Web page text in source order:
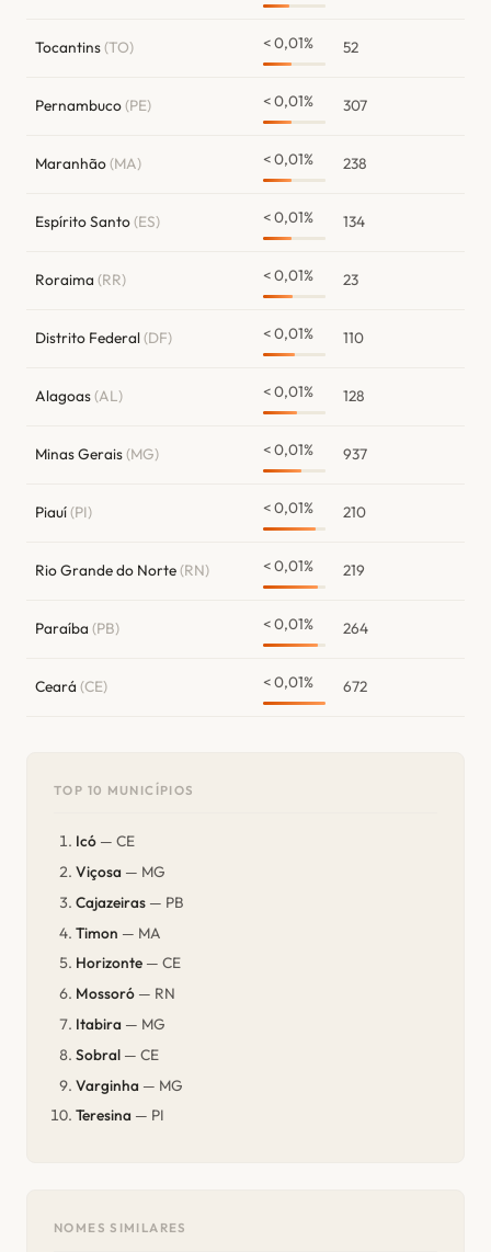
Tocantins(TO) < 0,01% 52
Pernambuco(PE) < 0,01% 307
Maranhão(MA) < 0,01% 238
Espírito Santo(ES) < 0,01% 134
Roraima (RR) < 0,01% 23
Distrito Federal(DF) < 0,01% 110
Alagoas(AL) < 0,01% 128
Minas Gerais(MG) < 0,01% 937
Piauí(PI) < 0,01% 210
Rio Grande do Norte(RN) < 0,01% 219
Paraíba (PB) < 0,01% 264
Ceará (CE) < 0,01% 672
TOP 10 MUNICÍPIOS
Icó — CE
Viçosa — MG
Cajazeiras — PB
Timon — MA
Horizonte — CE
Mossoró — RN
Itabira — MG
Sobral — CE
Varginha — MG
Teresina — PI
NOMES SIMILARES